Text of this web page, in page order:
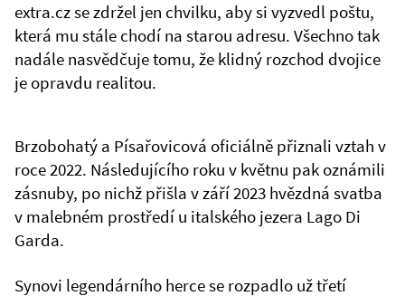
extra.cz se zdržel jen chvilku, aby si vyzvedl poštu,
která mu stále chodí na starou adresu. Všechno tak
nadále nasvědčuje tomu, že klidný rozchod dvojice
je opravdu realitou.
Brzobohatý a Písařovicová oficiálně přiznali vztah v
roce 2022. Následujícího roku v květnu pak oznámili
zásnuby, po nichž přišla v září 2023 hvězdná svatba
v malebném prostředí u italského jezera Lago Di
Garda.
Synovi legendárního herce se rozpadlo už třetí